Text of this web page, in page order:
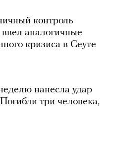
контроль
аналогичные
кризиса в Сеуте
нанесла удар
три человека,